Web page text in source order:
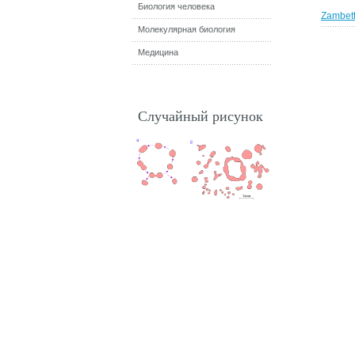
Биология человека
Молекулярная биология
Медицина
Случайный рисунок